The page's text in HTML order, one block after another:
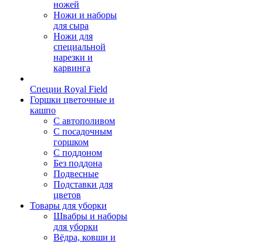
ножей
Ножи и наборы
для сыра
Ножи для
специальной
нарезки и
карвинга
Специи Royal Field
Горшки цветочные и
кашпо
С автополивом
С посадочным
горшком
С поддоном
Без поддона
Подвесные
Подставки для
цветов
Товары для уборки
Швабры и наборы
для уборки
Вёдра, ковши и